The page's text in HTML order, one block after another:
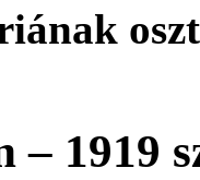
– 1919